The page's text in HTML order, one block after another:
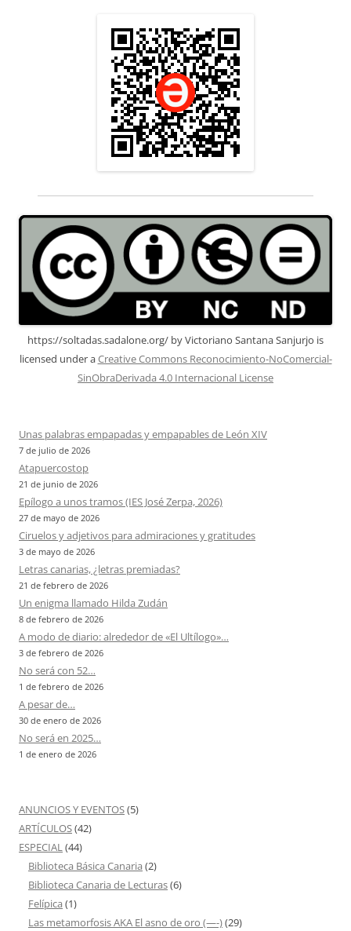
https://soltadas.sadalone.org/ byVictoriano Santana Sanjurjo is
licensed under aCreative Commons Reconocimiento-NoComercial-
SinObraDerivada 4.0 Internacional License
Unas palabras empapadas y empapables de León XIV
7 de julio de 2026
Atapuercostop
21 de junio de 2026
Epílogo a unos tramos (IES José Zerpa, 2026)
27 de mayo de 2026
Ciruelos y adjetivos para admiraciones y gratitudes
3 de mayo de 2026
Letras canarias, ¿letras premiadas?
21 de febrero de 2026
Un enigma llamado Hilda Zudán
8 de febrero de 2026
A modo de diario: alrededor de «El Ultílogo»…
3 de febrero de 2026
No será con 52…
1 de febrero de 2026
A pesar de…
30 de enero de 2026
No será en 2025…
1 de enero de 2026
ANUNCIOS Y EVENTOS(5)
ARTÍCULOS(42)
ESPECIAL(44)
Biblioteca Básica Canaria (2)
Biblioteca Canaria de Lecturas(6)
Felípica (1)
Las metamorfosis AKA El asno de oro (—-)(29)